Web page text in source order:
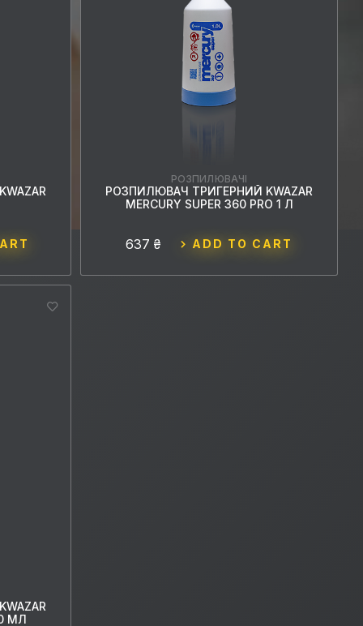
РОЗПИЛЮВАЧІ
РОЗПИЛЮВАЧ ТРИГЕРНИЙ KWAZAR
MERCURY SUPER 360 PRO 1 Л
637 ₴ ADD TO CART
МЛ